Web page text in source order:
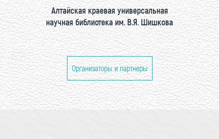
Алтайская краевая универсальная
научная библиотека им. В.Я. Шишкова
Организаторы и партнеры